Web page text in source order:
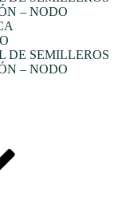
– NODO
DE SEMILLEROS
– NODO